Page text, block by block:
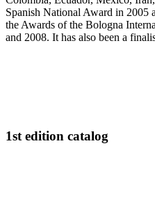
Spanish National Award in 2005
the Awards of the Bologna
and 2008. It has also been a
1st edition catalog